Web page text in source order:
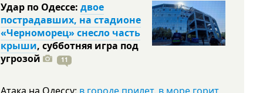
Удар по Одессе: двое
пострадавших, на стадионе
«Черноморец» снесло часть
крыши, субботняя игра под
угрозой
11